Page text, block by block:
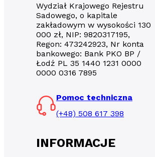
Wydział Krajowego Rejestru
Sadowego, o kapitale
zakładowym w wysokości 130
000 zł, NIP: 9820317195,
Regon: 473242923, Nr konta
bankowego: Bank PKO BP /
Łodź PL 35 1440 1231 0000
0000 0316 7895
Pomoc techniczna
(+48) 508 617 398
INFORMACJE